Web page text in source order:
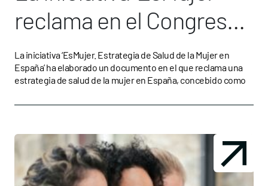
reclama en el Congreso
una estrategia de salud
de la mujer
La iniciativa ‘EsMujer. Estrategia de Salud de la Mujer en
España’ ha elaborado un documento en el que reclama una
estrategia de salud de la mujer en España, concebido como